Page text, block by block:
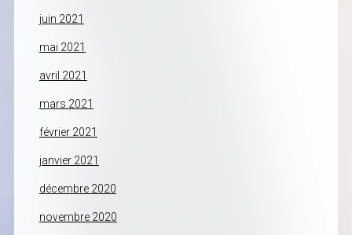
juin 2021
mai 2021
avril 2021
mars 2021
février 2021
janvier 2021
décembre 2020
novembre 2020